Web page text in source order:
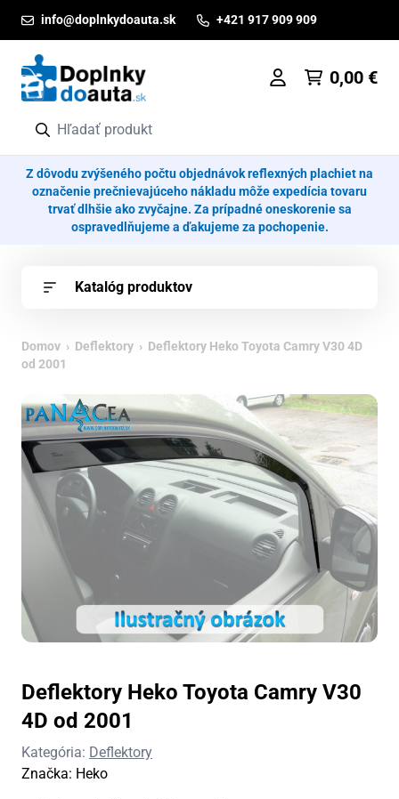
info@doplnkydoauta.sk +421 917 909 909
0,00 €
Z dôvodu zvýšeného počtu objednávok reflexných plachiet na
označenie prečnievajúceho nákladu môže expedícia tovaru
trvať dlhšie ako zvyčajne. Za prípadné oneskorenie sa
ospravedlňujeme a ďakujeme za pochopenie.
Katalóg produktov
Domov › Deflektory › Deflektory Heko Toyota Camry V30 4D
od 2001
Deflektory Heko Toyota Camry V30
4D od 2001
Kategória: Deflektory
Značka: Heko